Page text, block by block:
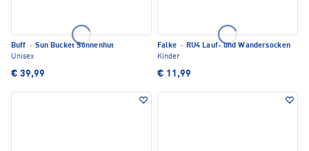
Buff · Sun Bucket Sonnenhut
Unisex
€ 39,99
Falke · RU4 Lauf- und Wandersocken
Kinder
€ 11,99